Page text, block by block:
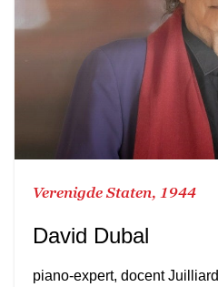
Verenigde Staten, 1944
David Dubal
piano-expert, docent Juilliard